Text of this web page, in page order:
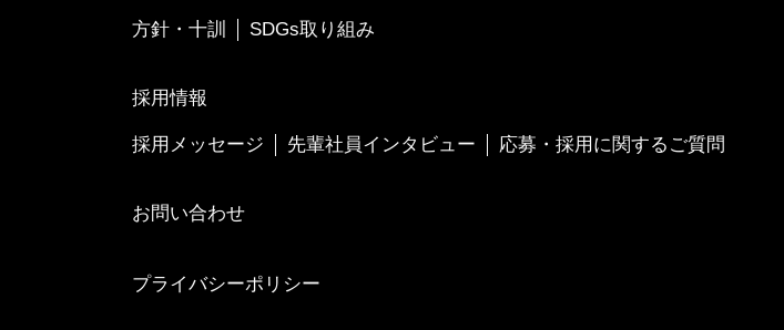
方針・十訓 SDGs取り組み
採用情報
採用メッセージ 先輩社員インタビュー 応募・採用に関するご質問
お問い合わせ
プライバシーポリシー